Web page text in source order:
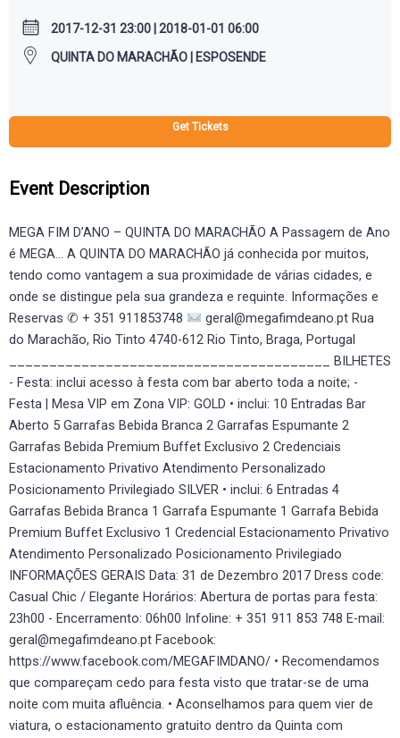
2017-12-31 23:00 | 2018-01-01 06:00
QUINTA DO MARACHÃO | ESPOSENDE
Get Tickets
Event Description
MEGA FIM D’ANO – QUINTA DO MARACHÃO A Passagem de Ano
é MEGA... A QUINTA DO MARACHÃO já conhecida por muitos,
tendo como vantagem a sua proximidade de várias cidades, e
onde se distingue pela sua grandeza e requinte. Informações e
Reservas ✆ + 351 911853748
geral@megafimdeano.pt Rua
do Marachão, Rio Tinto 4740-612 Rio Tinto, Braga, Portugal
________________________________________ BILHETES
- Festa: inclui acesso à festa com bar aberto toda a noite; -
Festa | Mesa VIP em Zona VIP: GOLD • inclui: 10 Entradas Bar
Aberto 5 Garrafas Bebida Branca 2 Garrafas Espumante 2
Garrafas Bebida Premium Buffet Exclusivo 2 Credenciais
Estacionamento Privativo Atendimento Personalizado
Posicionamento Privilegiado SILVER • inclui: 6 Entradas 4
Garrafas Bebida Branca 1 Garrafa Espumante 1 Garrafa Bebida
Premium Buffet Exclusivo 1 Credencial Estacionamento Privativo
Atendimento Personalizado Posicionamento Privilegiado
INFORMAÇÕES GERAIS Data: 31 de Dezembro 2017 Dress code:
Casual Chic / Elegante Horários: Abertura de portas para festa:
23h00 - Encerramento: 06h00 Infoline: + 351 911 853 748 E-mail:
geral@megafimdeano.pt Facebook:
https://www.facebook.com/MEGAFIMDANO/ • Recomendamos
que compareçam cedo para festa visto que tratar-se de uma
noite com muita afluência. • Aconselhamos para quem vier de
viatura, o estacionamento gratuito dentro da Quinta com